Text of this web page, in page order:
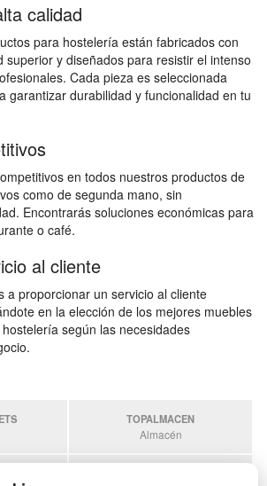
calidad
para hostelería están fabricados con
superior y diseñados para resistir el intenso
Cada pieza es seleccionada
garantizar durabilidad y funcionalidad en tu
en todos nuestros productos de
como de segunda mano, sin
Encontrarás soluciones económicas para
o café.
al cliente
a proporcionar un servicio al cliente
en la elección de los mejores muebles
según las necesidades
TOPALMACEN
Almacén